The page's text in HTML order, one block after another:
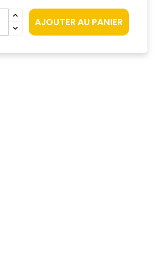
AJOUTER AU PANIER